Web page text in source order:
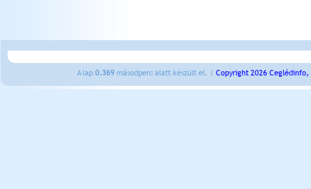
A lap 0.369 másodperc alatt készült el. | Copyright 2026